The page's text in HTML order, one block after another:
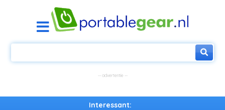
Interessant: